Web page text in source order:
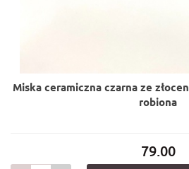
Miska ceramiczna czarna ze
robiona
79.00